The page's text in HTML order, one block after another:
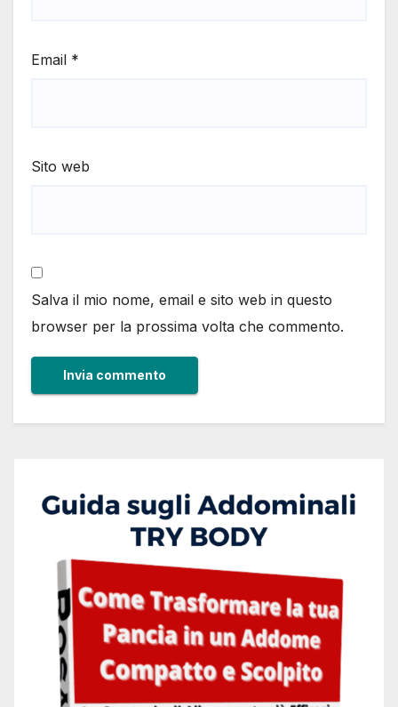
Email *
Sito web
Salva il mio nome, email e sito web in questo
browser per la prossima volta che commento.